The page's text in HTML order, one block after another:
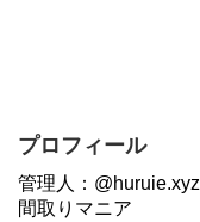
プロフィール
管理人：@huruie.xyz
間取りマニア